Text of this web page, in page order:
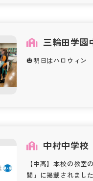
三輪田学園
🎃明日はハロウィン
中村中学校
【中高】本校の教室
聞」に掲載されまし